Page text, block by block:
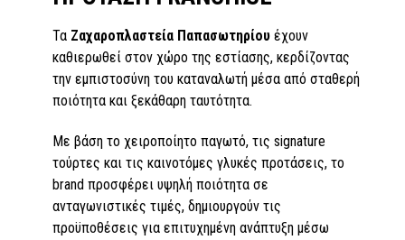
Τα Ζαχαροπλαστεία Παπασωτηρίου έχουν
καθιερωθεί στον χώρο της εστίασης, κερδίζοντας
την εμπιστοσύνη του καταναλωτή μέσα από σταθερή
ποιότητα και ξεκάθαρη ταυτότητα.
Με βάση το χειροποίητο παγωτό, τις signature
τούρτες και τις καινοτόμες γλυκές προτάσεις, το
brand προσφέρει υψηλή ποιότητα σε
ανταγωνιστικές τιμές, δημιουργούν τις
προϋποθέσεις για επιτυχημένη ανάπτυξη μέσω